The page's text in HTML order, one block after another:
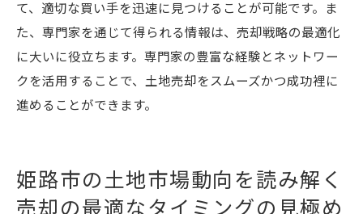
リスクマネジメントを考慮した戦略立案
専門家ネットワークを最大限に活用する方
法
長期的視点で見る成功へのロードマップ
て、適切な買い手を迅速に見つけることが可能です。ま
た、専門家を通じて得られる情報は、売却戦略の最適化
に大いに役立ちます。専門家の豊富な経験とネットワー
クを活用することで、土地売却をスムーズかつ成功裡に
進めることができます。
姫路市の土地市場動向を読み解く
売却の最適なタイミングの見極め